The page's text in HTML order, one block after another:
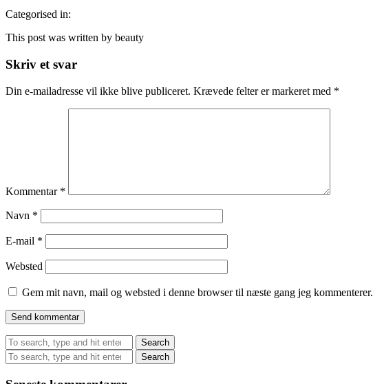
Categorised in:
This post was written by beauty
Skriv et svar
Din e-mailadresse vil ikke blive publiceret. Krævede felter er markeret med *
Kommentar *
Navn *
E-mail *
Websted
Gem mit navn, mail og websted i denne browser til næste gang jeg kommenterer.
Search
Search